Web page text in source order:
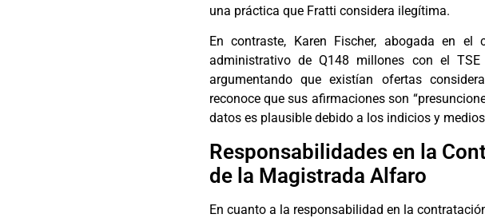
una práctica que Fratti considera ilegítima.
En contraste, Karen Fischer, abogada en
administrativo de Q148 millones con el
argumentando que existían ofertas
reconoce que sus afirmaciones son
datos es plausible debido a los indicios y
Responsabilidades en la
de la Magistrada Alfaro
En cuanto a la responsabilidad en la